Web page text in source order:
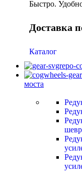
Быстро.
Доставка
Каталог
моста